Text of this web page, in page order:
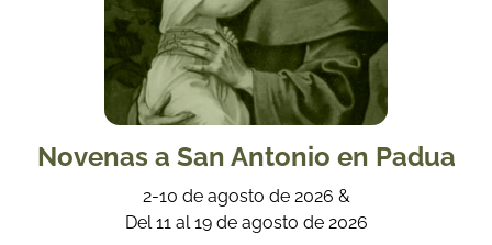
Novenas a San Antonio en Padua
2-10 de agosto de 2026 &
Del 11 al 19 de agosto de 2026